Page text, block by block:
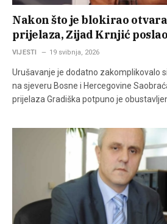
Nakon što je blokirao
prijelaza, Zijad Krnjić
VIJESTI 19 svibnja, 2026
Urušavanje je dodatno zakomplikovalo
na sjeveru Bosne i Hercegovine
prijelaza Gradiška potpuno je